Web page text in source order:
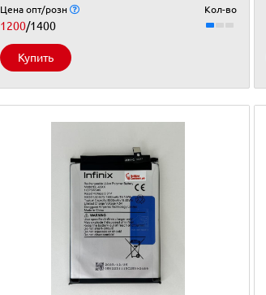
Цена опт/розн
1200/1400
Кол-во
Купить